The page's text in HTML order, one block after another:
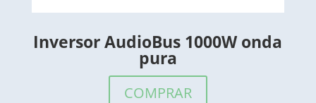
Inversor AudioBus 1000W onda
pura
COMPRAR